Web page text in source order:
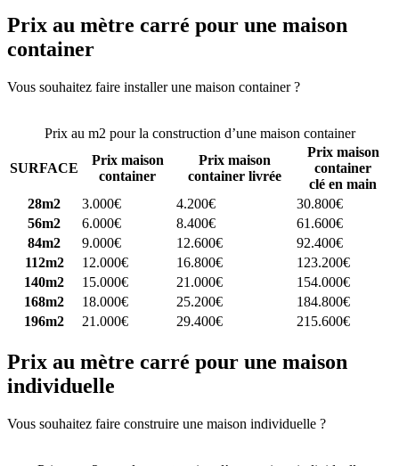
Prix au mètre carré pour une maison
container
Vous souhaitez faire installer une maison container ?
Prix au m2 pour la construction d’une maison container
SURFACE
Prix maison
container
Prix maison
container livrée
Prix maison
container
clé en main
28m2
3.000€ 4.200€
30.800€
56m2
6.000€ 8.400€
61.600€
84m2
9.000€ 12.600€
92.400€
112m2
12.000€ 16.800€
123.200€
140m2
15.000€ 21.000€
154.000€
168m2
18.000€ 25.200€
184.800€
196m2
21.000€ 29.400€ 215.600€
Prix au mètre carré pour une maison
individuelle
Vous souhaitez faire construire une maison individuelle ?